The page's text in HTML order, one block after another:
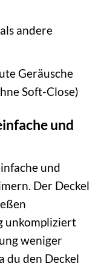
andere
Geräusche
Soft-Close)
und
und
Der Deckel
unkompliziert
weniger
du den Deckel